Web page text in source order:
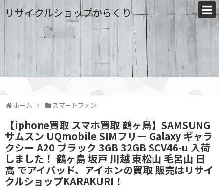
リサイクルショップからくり
ホーム スマートフォン
【iphone買取 スマホ買取 鶴ヶ島】SAMSUNG
サムスン UQmobile SIMフリー Galaxy ギャラ
クシー A20 ブラック 3GB 32GB SCV46-u 入荷
しました！ 鶴ヶ島 坂戸 川越 東松山 毛呂山 日
高 でアイパッド、アイホンの買取 販売はリサイ
クルショップKARAKURI！